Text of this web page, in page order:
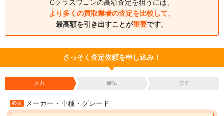
Cクラスワゴンの高額査定を狙うには、
より多くの買取業者の査定を比較して、
最高額を引き出すことが重要です。
さっそく査定依頼を申し込み！
入力 確認 完了
必須 メーカー・車種・グレード